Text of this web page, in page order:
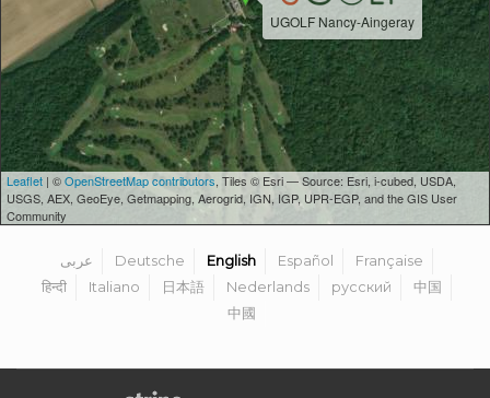
UGOLF Nancy-Aingeray
Leaflet | ©OpenStreetMap contributors , Tiles © Esri — Source: Esri, i-cubed, USDA,
USGS, AEX, GeoEye, Getmapping, Aerogrid, IGN, IGP, UPR-EGP, and the GIS User
Community
عربى Deutsche English Español
Française
हिन्दी
Italiano 日本語 Nederlands русский
中国
中國